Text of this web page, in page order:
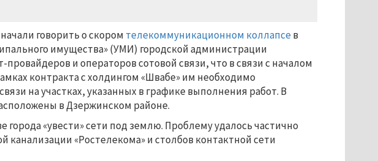
говорить о скором телекоммуникационном коллапсе в
имущества» (УМИ) городской администрации
и операторов сотовой связи, что в связи с началом
контракта с холдингом «Швабе» им необходимо
на участках, указанных в графике выполнения работ. В
в Дзержинском районе.
города «увести» сети под землю. Проблему удалось частично
«Ростелекома» и столбов контактной сети